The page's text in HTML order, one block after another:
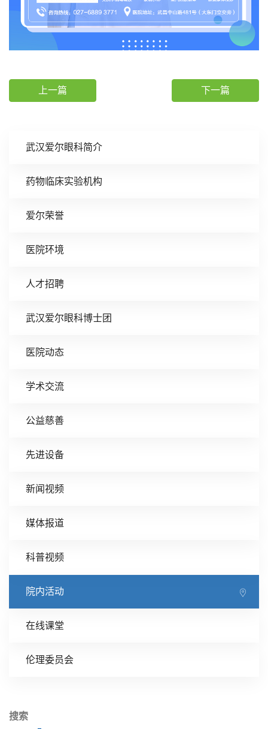
武汉爱尔眼科简介
药物临床实验机构
爱尔荣誉
医院环境
人才招聘
武汉爱尔眼科博士团
医院动态
学术交流
公益慈善
先进设备
新闻视频
媒体报道
科普视频
院内活动
在线课堂
伦理委员会
搜索
上一篇 下一篇